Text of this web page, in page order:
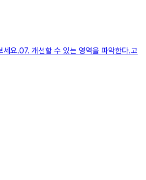
요.​​07. 개선할 수 있는 영역을 파악한다.고